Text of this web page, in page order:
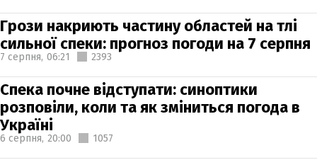
Грози накриють частину областей на тлі
сильної спеки: прогноз погоди на 7 серпня
7 серпня, 06:21 2393
Спека почне відступати: синоптики
розповіли, коли та як зміниться погода в
Україні
6 серпня, 20:00 1057